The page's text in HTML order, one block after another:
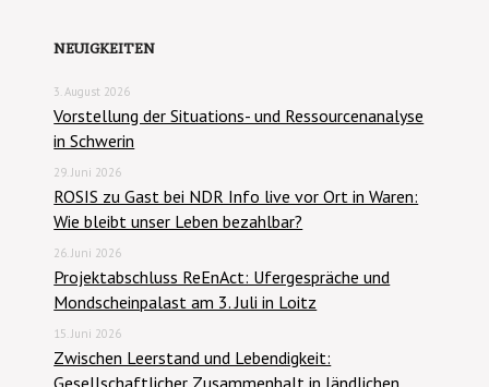
NEUIGKEITEN
Vorstellung der Situations- und Ressourcenanalyse
in Schwerin
3. August 2026
ROSIS zu Gast bei NDR Info live vor Ort in Waren:
Wie bleibt unser Leben bezahlbar?
29. Juni 2026
Projektabschluss ReEnAct: Ufergespräche und
Mondscheinpalast am 3. Juli in Loitz
26. Juni 2026
Zwischen Leerstand und Lebendigkeit:
Gesellschaftlicher Zusammenhalt in ländlichen
15. Juni 2026